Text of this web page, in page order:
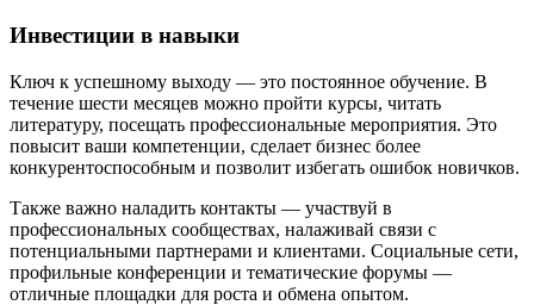
Инвестиции в навыки
Ключ к успешному выходу — это постоянное обучение. В
течение шести месяцев можно пройти курсы, читать
литературу, посещать профессиональные мероприятия. Это
повысит ваши компетенции, сделает бизнес более
конкурентоспособным и позволит избегать ошибок новичков.
Также важно наладить контакты — участвуй в
профессиональных сообществах, налаживай связи с
потенциальными партнерами и клиентами. Социальные сети,
профильные конференции и тематические форумы —
отличные площадки для роста и обмена опытом.